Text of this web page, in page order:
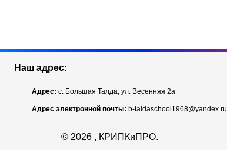
Наш адрес:
Адрес: с. Большая Талда, ул. Весенняя 2а
Адрес электронной почты: b-taldaschool1968@yandex.ru
© 2026 , КРИПКиПРО.